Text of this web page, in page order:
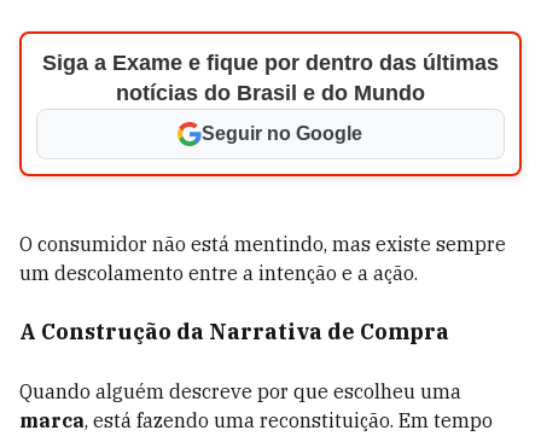
Siga a Exame e fique por dentro das últimas
notícias do Brasil e do Mundo
Seguir no Google
O consumidor não está mentindo, mas existe sempre
um descolamento entre a intenção e a ação.
A Construção da Narrativa de Compra
Quando alguém descreve por que escolheu uma
marca, está fazendo uma reconstituição. Em tempo